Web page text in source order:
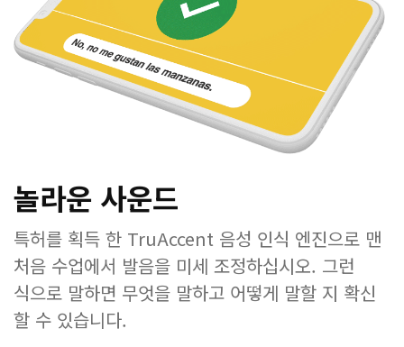
놀라운 사운드
특허를 획득 한 TruAccent 음성 인식 엔진으로 맨
처음 수업에서 발음을 미세 조정하십시오. 그런
식으로 말하면 무엇을 말하고 어떻게 말할 지 확신
할 수 있습니다.